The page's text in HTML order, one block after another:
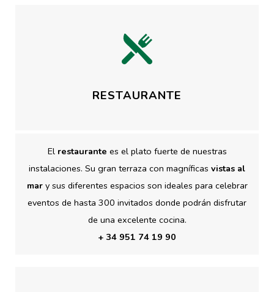
RESTAURANTE
El restaurante es el plato fuerte de nuestras
instalaciones. Su gran terraza con magníficas vistas al
mary sus diferentes espacios son ideales para celebrar
eventos de hasta 300 invitados donde podrán disfrutar
de una excelente cocina.
+ 34 951 74 19 90